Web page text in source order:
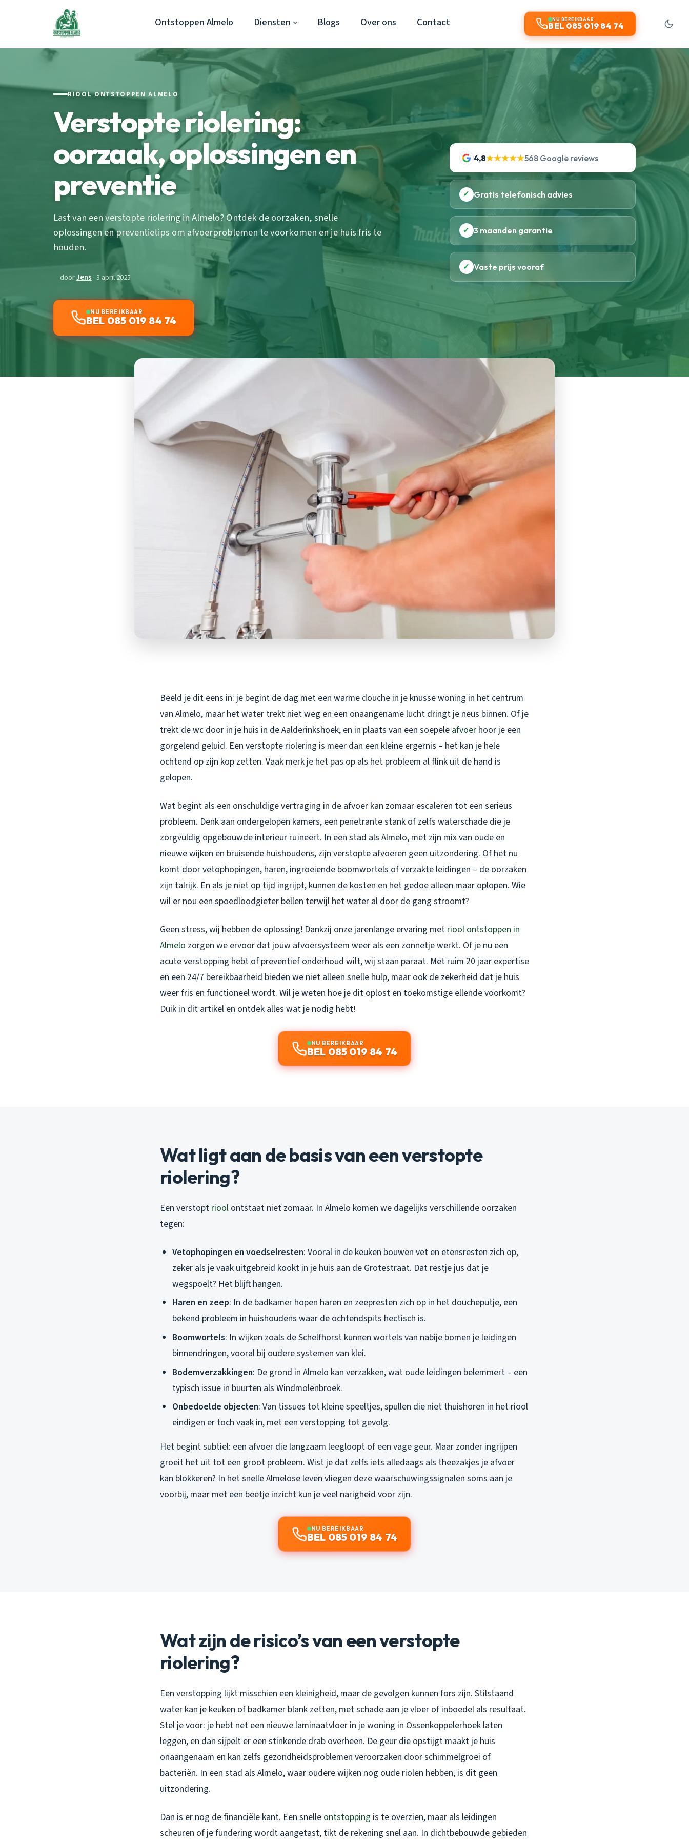
Ontstoppen Almelo Diensten Blogs Over ons Contact NU BEREIKBAAR
BEL 085 019 84 74
RIOOL ONTSTOPPEN ALMELO
Verstopte riolering:
oorzaak, oplossingen en
preventie
Last van een verstopte riolering in Almelo? Ontdek de oorzaken, snelle
oplossingen en preventietips om afvoerproblemen te voorkomen en je huis fris te
houden.
doorJens · 3 april 2025
NU BEREIKBAAR
BEL 085 019 84 74
4,8★★★★★568 Google reviews
✓ Gratis telefonisch advies
✓ 3 maanden garantie
✓ Vaste prijs vooraf
Beeld je dit eens in: je begint de dag met een warme douche in je knusse woning in het centrum
van Almelo, maar het water trekt niet weg en een onaangename lucht dringt je neus binnen. Of je
trekt de wc door in je huis in de Aalderinkshoek, en in plaats van een soepele afvoer hoor je een
gorgelend geluid. Een verstopte riolering is meer dan een kleine ergernis – het kan je hele
ochtend op zijn kop zetten. Vaak merk je het pas op als het probleem al flink uit de hand is
gelopen.
Wat begint als een onschuldige vertraging in de afvoer kan zomaar escaleren tot een serieus
probleem. Denk aan ondergelopen kamers, een penetrante stank of zelfs waterschade die je
zorgvuldig opgebouwde interieur ruïneert. In een stad als Almelo, met zijn mix van oude en
nieuwe wijken en bruisende huishoudens, zijn verstopte afvoeren geen uitzondering. Of het nu
komt door vetophopingen, haren, ingroeiende boomwortels of verzakte leidingen – de oorzaken
zijn talrijk. En als je niet op tijd ingrijpt, kunnen de kosten en het gedoe alleen maar oplopen. Wie
wil er nou een spoedloodgieter bellen terwijl het water al door de gang stroomt?
Geen stress, wij hebben de oplossing! Dankzij onze jarenlange ervaring met riool ontstoppen in
Almelo zorgen we ervoor dat jouw afvoersysteem weer als een zonnetje werkt. Of je nu een
acute verstopping hebt of preventief onderhoud wilt, wij staan paraat. Met ruim 20 jaar expertise
en een 24/7 bereikbaarheid bieden we niet alleen snelle hulp, maar ook de zekerheid dat je huis
weer fris en functioneel wordt. Wil je weten hoe je dit oplost en toekomstige ellende voorkomt?
Duik in dit artikel en ontdek alles wat je nodig hebt!
NU BEREIKBAAR
BEL 085 019 84 74
Wat ligt aan de basis van een verstopte
riolering?
Een verstopt riool ontstaat niet zomaar. In Almelo komen we dagelijks verschillende oorzaken
tegen:
Vetophopingen en voedselresten: Vooral in de keuken bouwen vet en etensresten zich op,
zeker als je vaak uitgebreid kookt in je huis aan de Grotestraat. Dat restje jus dat je
wegspoelt? Het blijft hangen.
Haren en zeep: In de badkamer hopen haren en zeepresten zich op in het doucheputje, een
bekend probleem in huishoudens waar de ochtendspits hectisch is.
Boomwortels: In wijken zoals de Schelfhorst kunnen wortels van nabije bomen je leidingen
binnendringen, vooral bij oudere systemen van klei.
Bodemverzakkingen: De grond in Almelo kan verzakken, wat oude leidingen belemmert – een
typisch issue in buurten als Windmolenbroek.
Onbedoelde objecten: Van tissues tot kleine speeltjes, spullen die niet thuishoren in het riool
eindigen er toch vaak in, met een verstopping tot gevolg.
Het begint subtiel: een afvoer die langzaam leegloopt of een vage geur. Maar zonder ingrijpen
groeit het uit tot een groot probleem. Wist je dat zelfs iets alledaags als theezakjes je afvoer
kan blokkeren? In het snelle Almelose leven vliegen deze waarschuwingssignalen soms aan je
voorbij, maar met een beetje inzicht kun je veel narigheid voor zijn.
NU BEREIKBAAR
BEL 085 019 84 74
Wat zijn de risico’s van een verstopte
riolering?
Een verstopping lijkt misschien een kleinigheid, maar de gevolgen kunnen fors zijn. Stilstaand
water kan je keuken of badkamer blank zetten, met schade aan je vloer of inboedel als resultaat.
Stel je voor: je hebt net een nieuwe laminaatvloer in je woning in Ossenkoppelerhoek laten
leggen, en dan sijpelt er een stinkende drab overheen. De geur die opstijgt maakt je huis
onaangenaam en kan zelfs gezondheidsproblemen veroorzaken door schimmelgroei of
bacteriën. In een stad als Almelo, waar oudere wijken nog oude riolen hebben, is dit geen
uitzondering.
Dan is er nog de financiële kant. Een snelle ontstopping is te overzien, maar als leidingen
scheuren of je fundering wordt aangetast, tikt de rekening snel aan. In dichtbebouwde gebieden